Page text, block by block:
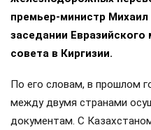
премьер-министр
заседании
совета в Киргизии.
По его словам, в прошлом
между двумя странами
документам. С